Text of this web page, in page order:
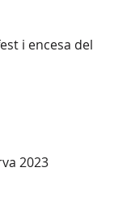
i encesa del
2023